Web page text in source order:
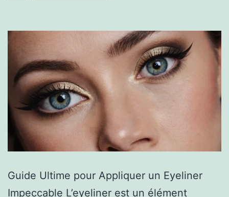
Guide Ultime pour Appliquer un Eyeliner
Impeccable L’eyeliner est un élément